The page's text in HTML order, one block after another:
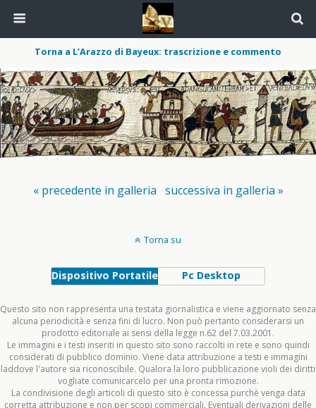
Torna a L’Arazzo di Bayeux: trascrizione e commento
« precedente in galleria successiva in galleria »
Torna su
Dispositivo Portatile Pc Desktop
Questo sito non rappresenta una testata giornalistica e viene aggiornato senza
alcuna periodicità e senza fini di lucro. Non può pertanto considerarsi un
prodotto editoriale ai sensi della legge n.62 del 7.03.2001.
Le immagini e i testi inseriti in questo sito sono raccolti in rete e sono quindi
considerati di pubblico dominio. Viene data attribuzione a testi e immagini
laddove l'autore sia riconoscibile. Qualora la loro pubblicazione violi dei diritti
vogliate comunicarcelo per una pronta rimozione.
La condivisione degli articoli di questo sito è concessa purchè venga data
corretta attribuzione e non per scopi commerciali. Eventuali derivazioni delle